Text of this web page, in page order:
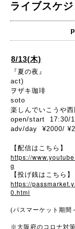
ライブスケ
8/13(木)
『夏の夜』
act)
ヲザキ珈琲
soto
楽しんでいこうや西
open/start 17:30/
adv/day ¥2000/
【配信はこちら】
https://
g
【投げ銭はこちら】
https://
0.html
(パスマーケット期間
※大阪府のコロナ対